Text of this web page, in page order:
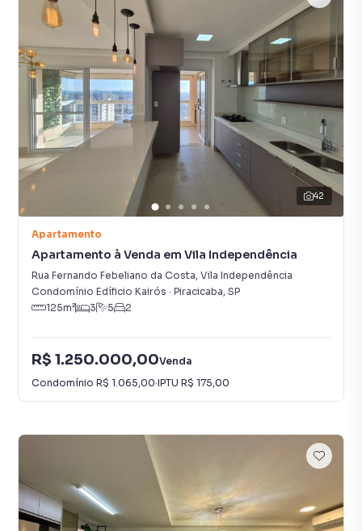
42
Apartamento
Apartamento à Venda em Vila Independência
Rua Fernando Febeliano da Costa, Vila Independência
Condomínio Edíficio Kairós · Piracicaba, SP
125m² 3 5 2
R$ 1.250.000,00Venda
Condomínio R$ 1.065,00·IPTU R$ 175,00